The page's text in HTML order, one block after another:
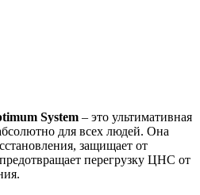
System – это ультимативная
для всех людей. Она
защищает от
перегрузку ЦНС от